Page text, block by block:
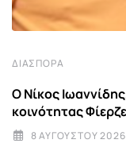
ΔΙΑΣΠΟΡΆ
Ο Νίκος
κοινότητας
8 ΑΥΓΟΎΣΤΟΥ